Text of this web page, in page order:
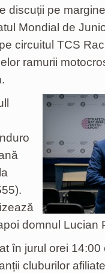
discuții pe
Mondial de
circuitul TCS
ramurii
domnul Lucian
în jurul orei 14:00
cluburilor